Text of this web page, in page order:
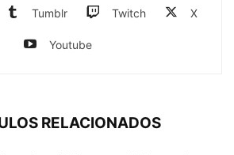
Tumblr Twitch X
Youtube
RELACIONADOS